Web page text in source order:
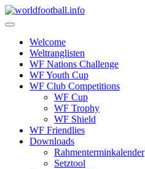
Skip
to
Welcome
Weltranglisten
WF Nations Challenge
WF Youth Cup
WF Club Competitions
WF Cup
WF Trophy
WF Shield
WF Friendlies
Downloads
Rahmenterminkalender
Setztool